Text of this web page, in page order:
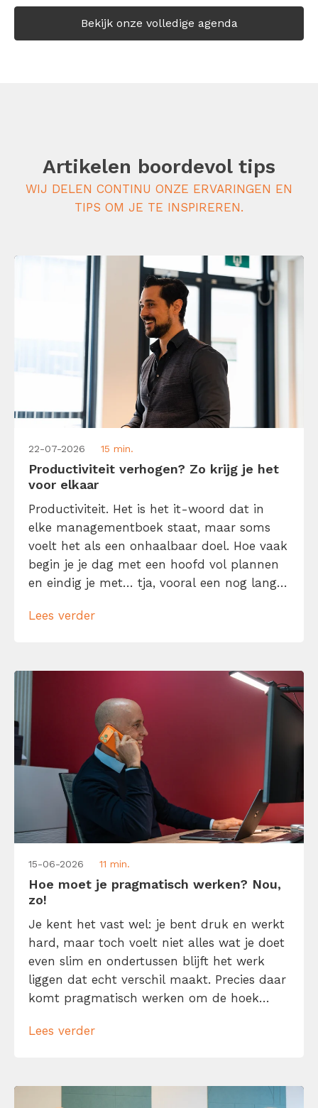
Bekijk onze volledige agenda
Artikelen boordevol tips
WIJ DELEN CONTINU ONZE ERVARINGEN EN
TIPS OM JE TE INSPIREREN.
22-07-2026 15 min.
Productiviteit verhogen? Zo krijg je het
voor elkaar
Productiviteit. Het is het it-woord dat in
elke managementboek staat, maar soms
voelt het als een onhaalbaar doel. Hoe vaak
begin je je dag met een hoofd vol plannen
en eindig je met… tja, vooral een nog langer
enige. We willen allemaal meer gedaan
Lees verder
15-06-2026 11 min.
Hoe moet je pragmatisch werken? Nou,
zo!
Je kent het vast wel: je bent druk en werkt
hard, maar toch voelt niet alles wat je doet
even slim en ondertussen blijft het werk
liggen dat echt verschil maakt. Precies daar
komt pragmatisch werken om de hoek
dat je zo snel mogelijk van a naar b wilt en
Lees verder